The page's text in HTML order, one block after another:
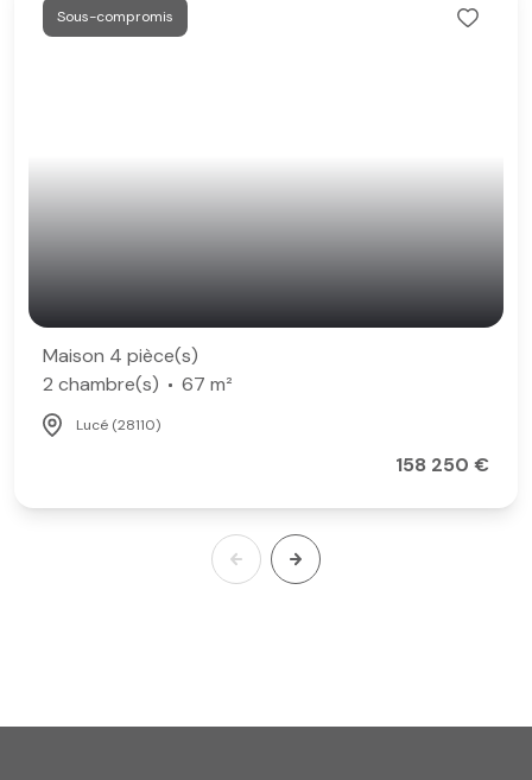
Sous-compromis
Maison 4 pièce(s)
2 chambre(s)
67 m²
Lucé (28110)
158 250 €